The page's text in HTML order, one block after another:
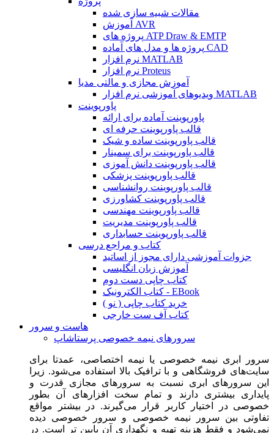
مقالات شبیه سازی شده
آموزش AVR
پروژه های ATP Draw & EMTP
پروژه ها و مدل های آماده CAD
نرم افزار MATLAB
نرم افزار Proteus
آموزش مجازی و مالتی مدیا
ویدیوهای آموزشی نرم افزار MATLAB
پاورپوینت
پاورپوینت آماده برای ارائه
قالب پاورپوینت حرفه ای
قالب پاورپوینت ساده و شیک
قالب پاورپوینت برای سمینار
قالب پاورپوینت دانش آموزی
قالب پاورپوینت پزشکی
قالب پاورپوینت روانشناسی
قالب پاورپوینت کشاورزی
قالب پاورپوینت مهندسی
قالب پاورپوینت مدیریت
قالب پاورپوینت حسابداری
کتاب و مراجع درسی
جزوات آموزشی دارای مجوز از اساتید
آموزش زبان انگلیسی
کتاب چاپی دست دوم
کتاب الکترونیک - EBook
خرید کتاب چاپی ( نو )
کتاب آف ست خارجی
هاست و سرور
سرورهای نیمه خصوصی پرستاشاپ
سرور ابری نیمه خصوصی یا نیمه اختصاصی، عمدتا برای
سایت‌های فروشگاهی و با ترافیک بالا استفاده می‌شود. زیرا
این سرورهای ابری نسبت به سرورهای مجازی قدرت و
پایداری بیشتری دارند و تمام سخت افزارهای آن بطور
خصوصی در اختیار کاربر قرار می‌گیرند. در بیشتر مواقع
تفاوتی بین سرور نیمه خصوصی و سرور خصوصی دیده
نمی‌شود و فقط هزینه تهیه و نگهداری آن پایین تر است. در